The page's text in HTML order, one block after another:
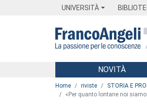
UNIVERSITÀ
Menu
NOVITÀ
Home riviste STORIA E
«Per quanto lontane noi